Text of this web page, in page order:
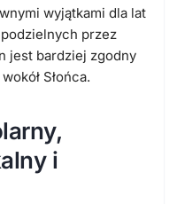
wyjątkami dla lat
przez
jest bardziej zgodny
Słońca.
i